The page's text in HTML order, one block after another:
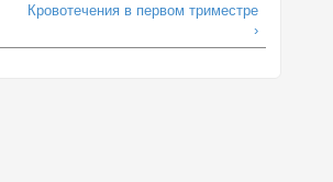
Кровотечения в первом триместре
›